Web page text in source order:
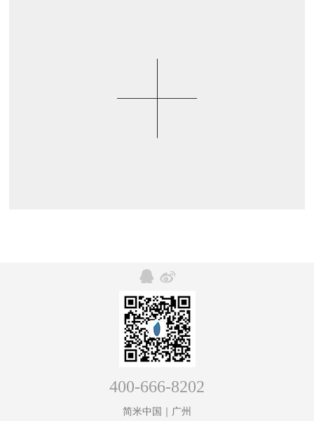
400-666-8202
简米中国｜广州